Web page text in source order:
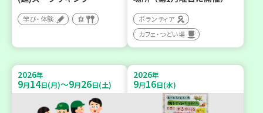
学び・体験 食
ボランティア
カフェ・つどい場
2026年
9月14日(月)～9月26日(土)
2026年
9月16日(水)